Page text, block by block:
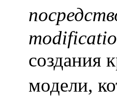
создания
модели,